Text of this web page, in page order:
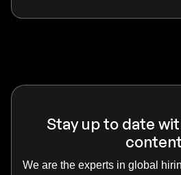
Stay up to date
content
We are the experts in global